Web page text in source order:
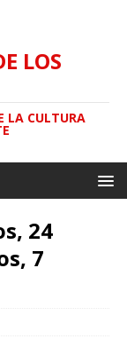
LOS
LA CULTURA
24
7